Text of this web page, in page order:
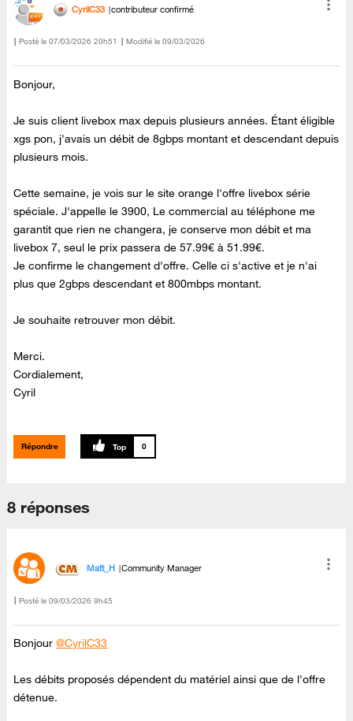
CyrilC33 contributeur confirmé
Posté le ‎07/03/2026 20h51 Modifié le 09/03/2026
Bonjour,
Je suis client livebox max depuis plusieurs années. Étant éligible
xgs pon, j'avais un débit de 8gbps montant et descendant depuis
plusieurs mois.
Cette semaine, je vois sur le site orange l'offre livebox série
spéciale. J'appelle le 3900, Le commercial au téléphone me
garantit que rien ne changera, je conserve mon débit et ma
livebox 7, seul le prix passera de 57.99€ à 51.99€.
Je confirme le changement d'offre. Celle ci s'active et je n'ai
plus que 2gbps descendant et 800mbps montant.
Je souhaite retrouver mon débit.
Merci.
Cordialement,
Cyril
Répondre 0
8 réponses
Matt_H Community Manager
Posté le ‎09/03/2026 9h45
Bonjour@CyrilC33
Les débits proposés dépendent du matériel ainsi que de l'offre
détenue.